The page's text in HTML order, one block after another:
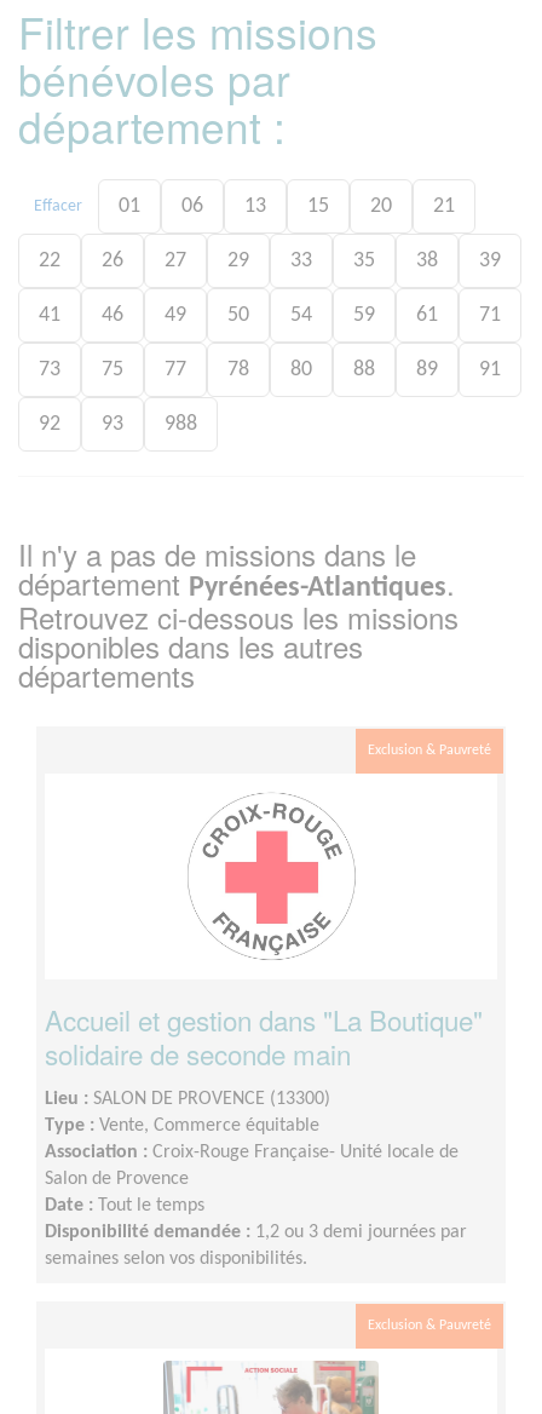
Filtrer les missions
bénévoles par
département :
Effacer 01 06 13 15 20 21
22 26 27 29 33 35 38 39
41 46 49 50 54 59 61 71
73 75 77 78 80 88 89 91
92 93 988
Il n'y a pas de missions dans le
département Pyrénées-Atlantiques.
Retrouvez ci-dessous les missions
disponibles dans les autres
départements
Exclusion & Pauvreté
Accueil et gestion dans "La Boutique"
solidaire de seconde main
Lieu : SALON DE PROVENCE (13300)
Type : Vente, Commerce équitable
Association : Croix-Rouge Française- Unité locale de
Salon de Provence
Date : Tout le temps
Disponibilité demandée : 1,2 ou 3 demi journées par
semaines selon vos disponibilités.
Exclusion & Pauvreté